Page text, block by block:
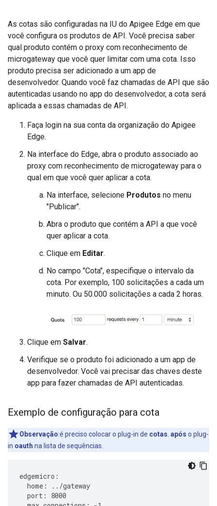
As cotas são configuradas na IU do Apigee Edge em que
você configura os produtos de API. Você precisa saber
qual produto contém o proxy com reconhecimento de
microgateway que você quer limitar com uma cota. Isso
produto precisa ser adicionado a um app de
desenvolvedor. Quando você faz chamadas de API que são
autenticadas usando no app do desenvolvedor, a cota será
aplicada a essas chamadas de API.
Faça login na sua conta da organização do Apigee
Edge.
Na interface do Edge, abra o produto associado ao
proxy com reconhecimento de microgateway para o
qual em que você quer aplicar a cota.
Na interface, selecione Produtos no menu
"Publicar".
Abra o produto que contém a API a que você
quer aplicar a cota.
Clique em Editar.
No campo "Cota", especifique o intervalo da
cota. Por exemplo, 100 solicitações a cada um
minuto. Ou 50.000 solicitações a cada 2 horas.
Clique em Salvar.
Verifique se o produto foi adicionado a um app de
desenvolvedor. Você vai precisar das chaves deste
app para fazer chamadas de API autenticadas.
Exemplo de configuração para cota
Observação:é preciso colocar o plug-in de cotas após o plug-
in oauth na lista de sequências.
edgemicro :
home : ../gateway
port :
8000